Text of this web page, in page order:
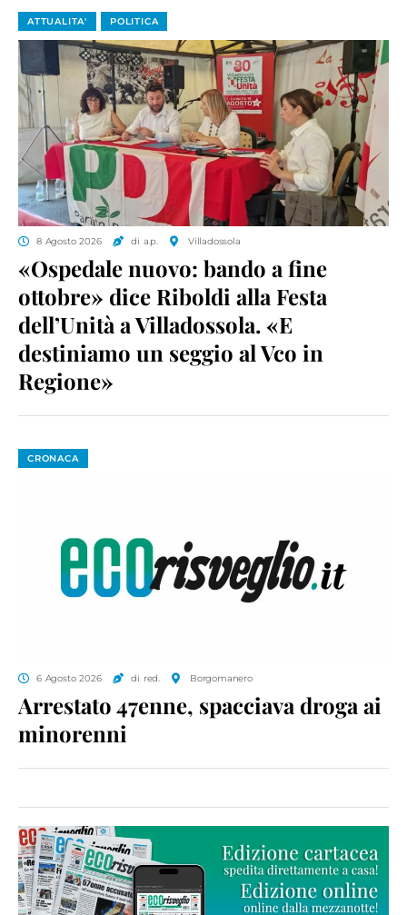
ATTUALITA' POLITICA
8 Agosto 2026 di a.p. Villadossola
«Ospedale nuovo: bando a fine
ottobre» dice Riboldi alla Festa
dell’Unità a Villadossola. «E
destiniamo un seggio al Vco in
Regione»
CRONACA
6 Agosto 2026 di red. Borgomanero
Arrestato 47enne, spacciava droga ai
minorenni